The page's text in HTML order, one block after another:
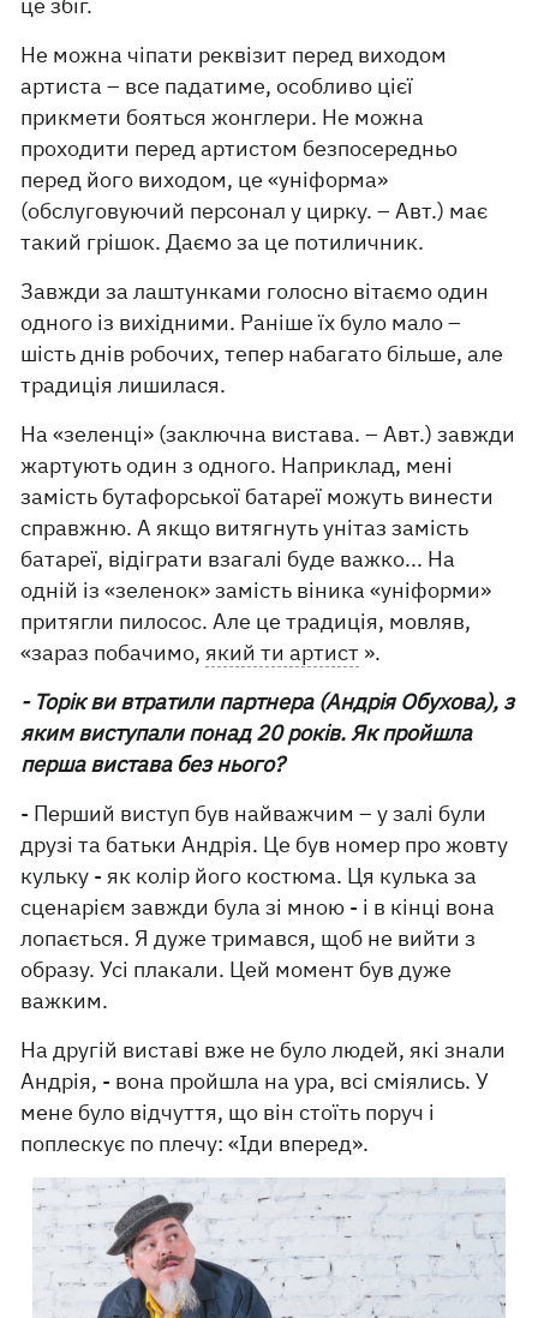
це збіг.
Не можна чіпати реквізит перед виходом
артиста – все падатиме, особливо цієї
прикмети бояться жонглери. Не можна
проходити перед артистом безпосередньо
перед його виходом, це «уніформа»
(обслуговуючий персонал у цирку. – Авт.) має
такий грішок. Даємо за це потиличник.
Завжди за лаштунками голосно вітаємо один
одного із вихідними. Раніше їх було мало –
шість днів робочих, тепер набагато більше, але
традиція лишилася.
На «зеленці» (заключна вистава. – Авт.) завжди
жартують один з одного. Наприклад, мені
замість бутафорської батареї можуть винести
справжню. А якщо витягнуть унітаз замість
батареї, відіграти взагалі буде важко... На
одній із «зеленок» замість віника «уніформи»
притягли пилосос. Але це традиція, мовляв,
«зараз побачимо,який ти артист ».
- Торік ви втратили партнера (Андрія Обухова), з
яким виступали понад 20 років. Як пройшла
перша вистава без нього?
- Перший виступ був найважчим – у залі були
друзі та батьки Андрія. Це був номер про жовту
кульку - як колір його костюма. Ця кулька за
сценарієм завжди була зі мною - і в кінці вона
лопається. Я дуже тримався, щоб не вийти з
образу. Усі плакали. Цей момент був дуже
важким.
На другій виставі вже не було людей, які знали
Андрія, - вона пройшла на ура, всі сміялись. У
мене було відчуття, що він стоїть поруч і
поплескує по плечу: «Іди вперед».